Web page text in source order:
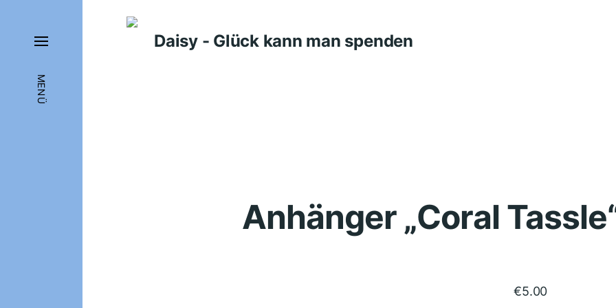
MENÜ
Daisy - Glück kann man spenden
Anhänger „Coral
€5.00